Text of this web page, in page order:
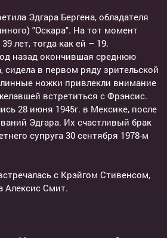
Эдгара Бергена, обладателя
"Оскара". На тот момент
лет, тогда как ей – 19.
назад окончившая среднюю
сидела в первом ряду зрительской
ножки привлекли внимание
встретиться с Фрэнсис.
28 июня 1945г. в Мексике, после
Эдгара. Их счастливый брак
супруга 30 сентября 1978-м
с Крэйгом Стивенсом,
Алексис Смит.